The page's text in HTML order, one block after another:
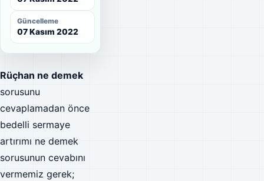
Güncelleme
07 Kasım 2022
Rüçhan ne demek
sorusunu
cevaplamadan önce
bedelli sermaye
artırımı ne demek
sorusunun cevabını
vermemiz gerek;